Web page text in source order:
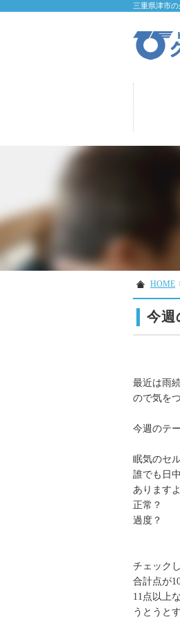
三重県津市
HOME
今週
最近は雨
ので気を
今週のテ
眠気のセ
誰でも日
あります
正常？
過度？
チェック
合計点が
11点以上
うとうと